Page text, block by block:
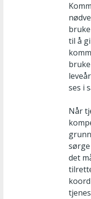
til å
ses i
Når
det